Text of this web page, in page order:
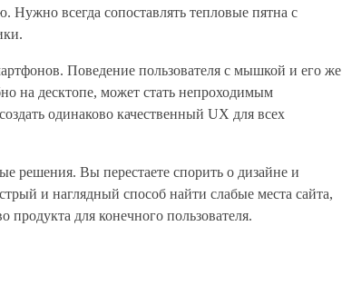
всегда сопоставлять тепловые пятна с
Поведение пользователя с мышкой и его же
на десктопе, может стать непроходимым
одинаково качественный UX для всех
решения. Вы перестаете спорить о дизайне и
и наглядный способ найти слабые места сайта,
для конечного пользователя.